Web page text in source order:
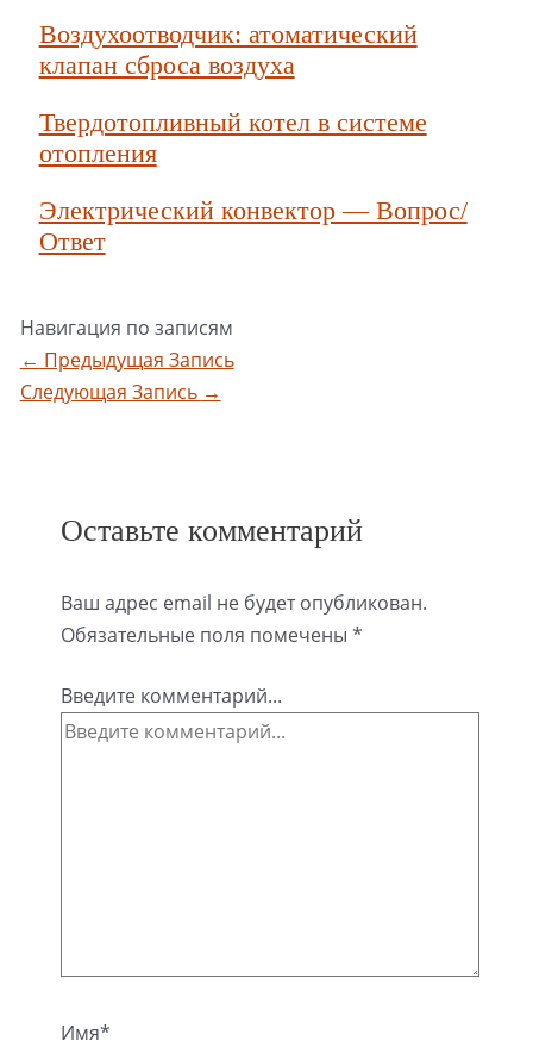
Воздухоотводчик: атоматический
клапан сброса воздуха
Твердотопливный котел в системе
отопления
Электрический конвектор — Вопрос/
Ответ
Навигация по записям
← Предыдущая Запись
Следующая Запись →
Оставьте комментарий
Ваш адрес email не будет опубликован.
Обязательные поля помечены *
Введите комментарий...
Имя*